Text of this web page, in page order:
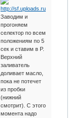
Заводим и
прогоняем
селектор по всем
положениям по 5
сек и ставим в P.
Верхний
заливатель
доливает масло,
пока не потечет
из пробки
(нижний
смотрит). С этого
момента надо